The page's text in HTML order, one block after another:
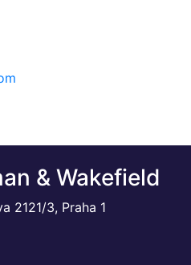
& Wakefield
2121/3, Praha 1